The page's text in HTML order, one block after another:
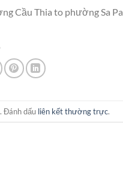
Cầu Thia to phường Sa
. Đánh dấu liên kết thường trực.